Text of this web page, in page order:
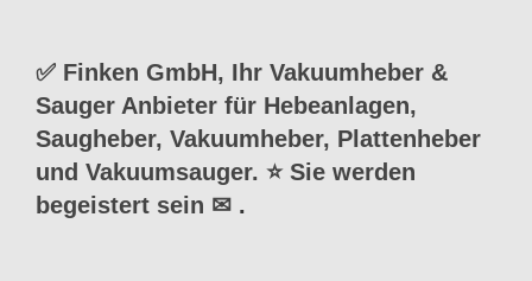
✅ Finken GmbH, Ihr Vakuumheber &
Sauger Anbieter für Hebeanlagen,
Saugheber, Vakuumheber, Plattenheber
und Vakuumsauger. ⭐ Sie werden
begeistert sein ✉ .